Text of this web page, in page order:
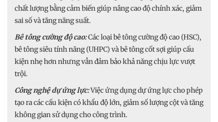
chất lượng bằng cảm biến giúp nâng cao độ chính xác, giảm
sai số và tăng năng suất.
Bê tông cường độ cao:Các loại bê tông cường độ cao (HSC),
bê tông siêu tính năng (UHPC) và bê tông cốt sợi giúp cấu
kiện nhẹ hơn nhưng vẫn đảm bảo khả năng chịu lực vượt
trội.
Công nghệ dự ứng lực:Việc ứng dụng dự ứng lực cho phép
tạo ra các cấu kiện có khẩu độ lớn, giảm số lượng cột và tăng
không gian sử dụng cho công trình.